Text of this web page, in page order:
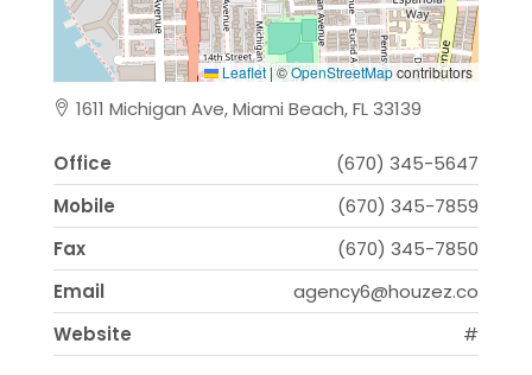
Leaflet|©OpenStreetMapcontributors
1611 Michigan Ave, Miami Beach, FL 33139
Office
(670) 345-5647
Mobile
(670) 345-7859
Fax
(670) 345-7850
Email
agency6@houzez.co
Website
#